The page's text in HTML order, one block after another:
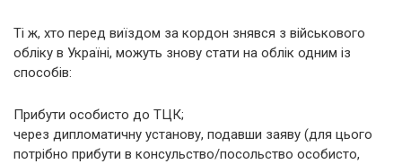
Ті ж, хто перед виїздом за кордон знявся з військового
обліку в Україні, можуть знову стати на облік одним із
способів:
Прибути особисто до ТЦК;
через дипломатичну установу, подавши заяву (для цього
потрібно прибути в консульство/посольство особисто,